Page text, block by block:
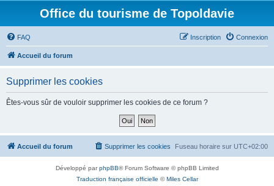
Office du tourisme de Topoldavie
FAQ Connexion
Inscription
Accueil du forum
Supprimer les cookies
Êtes-vous sûr de vouloir supprimer les cookies de ce forum ?
Accueil du forum Fuseau horaire sur UTC+02:00
Supprimer les cookies
Développé parphpBB® Forum Software © phpBB Limited
Traduction française officielle ©Miles Cellar